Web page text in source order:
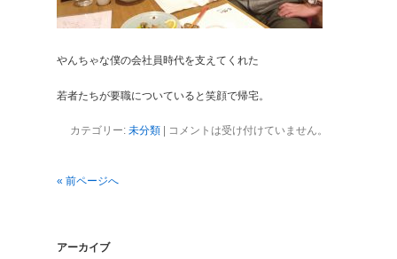
やんちゃな僕の会社員時代を支えてくれた
若者たちが要職についていると笑顔で帰宅。
カテゴリー: 未分類| コメントは受け付けていません。
« 前ページへ
アーカイブ